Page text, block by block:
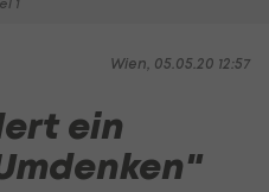
1
Wien, 05.05.20 12:57
ein